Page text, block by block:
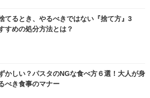
てるとき、やるべきではない『捨て方』3
めの処分方法とは？
かしい？パスタのNGな食べ方６選！大人が身
べき食事のマナー